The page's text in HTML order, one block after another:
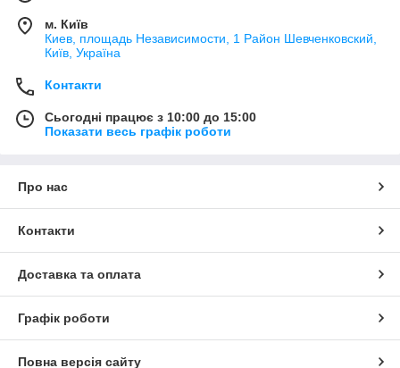
м. Київ
Киев, площадь Независимости, 1 Район Шевченковский,
Київ, Україна
Контакти
Сьогодні працює з 10:00 до 15:00
Показати весь графік роботи
Про нас
Контакти
Доставка та оплата
Графік роботи
Повна версія сайту